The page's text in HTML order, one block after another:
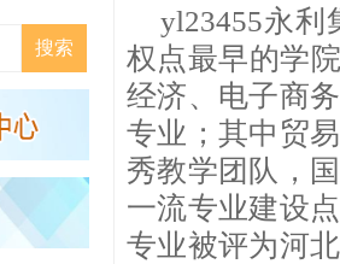
yl23455永
权点最早的学
经济、电子商
专业；其中贸
秀教学团队，
一流专业建设
专业被评为河